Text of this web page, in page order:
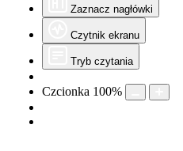
Zaznacz nagłówki
Czytnik ekranu
Tryb czytania
Czcionka 100%